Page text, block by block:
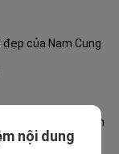
của Nam Cung
kết đan của Hàn
nội dung